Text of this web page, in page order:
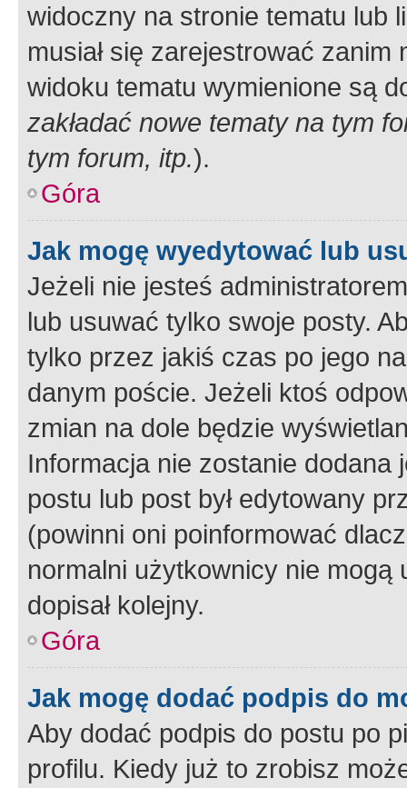
widoczny na stronie tematu lub
musiał się zarejestrować
widoku tematu wymienione są
zakładać nowe tematy na tym
tym forum, itp.).
Góra
Jak mogę wyedytować lub
Jeżeli nie jesteś
lub usuwać tylko swoje posty.
tylko przez jakiś czas po jego
danym poście. Jeżeli ktoś
zmian na dole będzie
Informacja nie zostanie dodana
postu lub post był edytowany
(powinni oni poinformować
normalni użytkownicy nie
dopisał kolejny.
Góra
Jak mogę dodać podpis do
Aby dodać podpis do postu po
profilu. Kiedy już to zrobisz